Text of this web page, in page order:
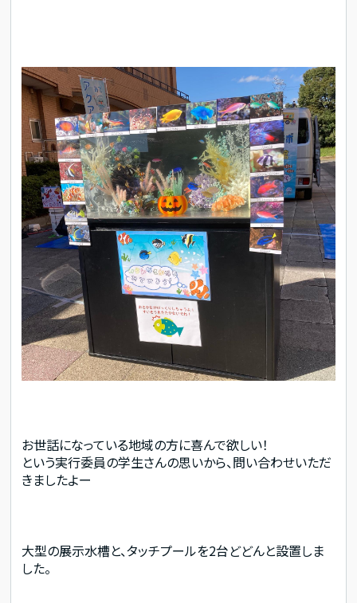
お世話になっている地域の方に喜んで欲しい！
という実行委員の学生さんの思いから、問い合わせいただ
きましたよー
大型の展示水槽と、タッチプールを2台どどんと設置しま
した。